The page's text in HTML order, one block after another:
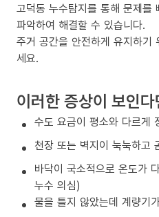
고덕동 누수탐지를 통해 문제를
파악하여 해결할 수 있습니다.
주거 공간을 안전하게 유지하기
세요.
이러한 증상이 보인
수도 요금이 평소와 다르게
천장 또는 벽지이 눅눅하고
바닥이 국소적으로 온도가
누수 의심)
물을 틀지 않았는데 계량기